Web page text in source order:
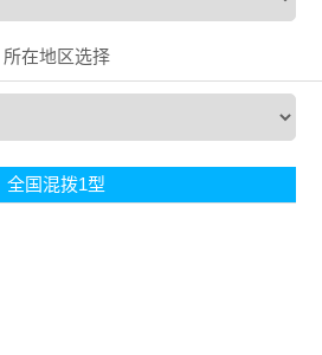
所在地区选择
全国混拨1型